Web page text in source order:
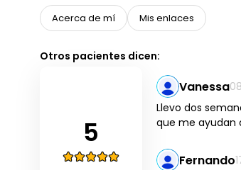
Acerca de mí Mis enlaces
Otros pacientes dicen:
5
Vanessa
Llevo dos
que me ayudan
Fernando